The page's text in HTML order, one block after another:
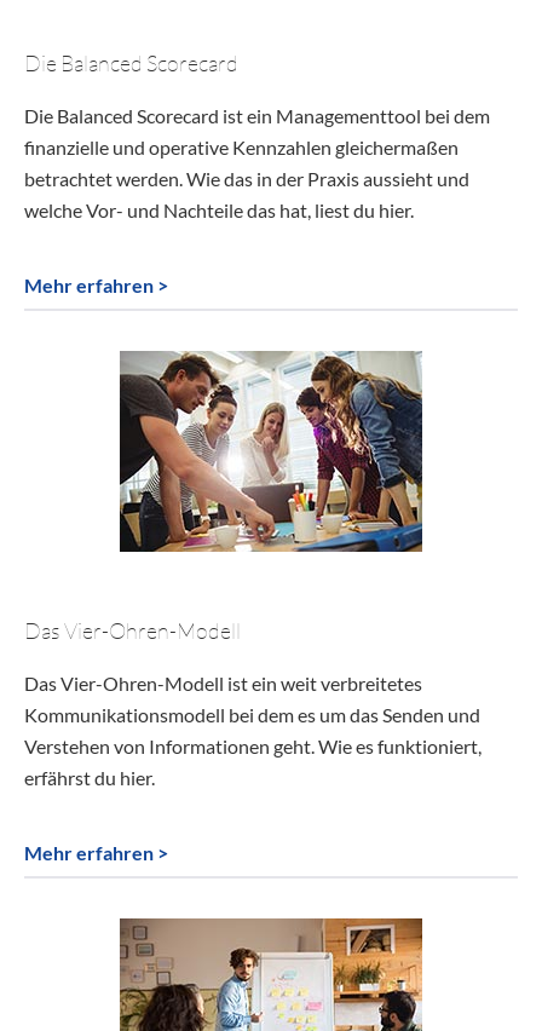
Die Balanced Scorecard
Die Balanced Scorecard ist ein Managementtool bei dem
finanzielle und operative Kennzahlen gleichermaßen
betrachtet werden. Wie das in der Praxis aussieht und
welche Vor- und Nachteile das hat, liest du hier.
Mehr erfahren >
Das Vier-Ohren-Modell
Das Vier-Ohren-Modell ist ein weit verbreitetes
Kommunikationsmodell bei dem es um das Senden und
Verstehen von Informationen geht. Wie es funktioniert,
erfährst du hier.
Mehr erfahren >